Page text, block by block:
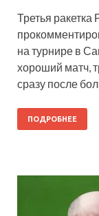
Третья
на турнире в
хороший матч,
сразу после
ПОДРОБНЕЕ